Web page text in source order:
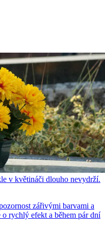
v květináči dlouho nevydrží.
zářivými barvami a
rychlý efekt a během pár dní